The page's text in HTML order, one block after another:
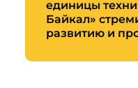
единицы
Байкал»
развитию и
Системы 3D
Мини-погрузчики
Грейферные
Посевная техника